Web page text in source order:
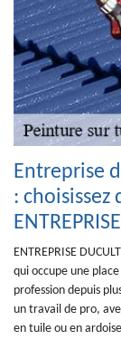
Entreprise
: choisissez
ENTREPRISE
qui occupe une
profession depuis
un travail de pro,
en tuile ou en